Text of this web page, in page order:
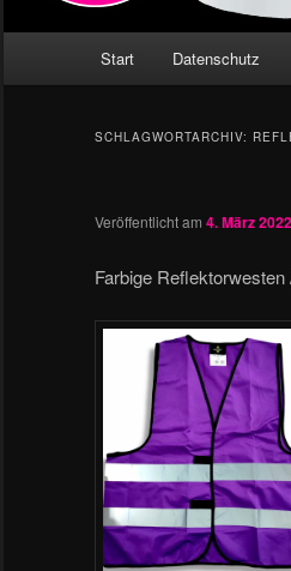
Start Datenschutz
SCHLAGWORTARCHIV:
Veröffentlicht am 4. März 2022
Farbige